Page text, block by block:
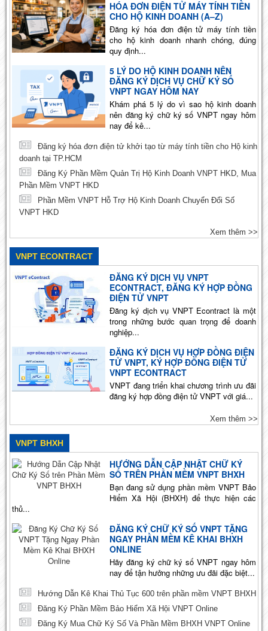
HÓA ĐƠN ĐIỆN TỬ MÁY TÍNH TIỀN
CHO HỘ KINH DOANH (A–Z)
Đăng ký hóa đơn điện tử máy tính tiền
cho hộ kinh doanh nhanh chóng, đúng
quy định...
5 LÝ DO HỘ KINH DOANH NÊN
ĐĂNG KÝ DỊCH VỤ CHỮ KÝ SỐ
VNPT NGAY HÔM NAY
Khám phá 5 lý do vì sao hộ kinh doanh
nên đăng ký chữ ký số VNPT ngay hôm
nay để kê...
Đăng ký hóa đơn điện tử khởi tạo từ máy tính tiền cho Hộ kinh
doanh tại TP.HCM
Đăng Ký Phần Mềm Quản Trị Hộ Kinh Doanh VNPT HKD, Mua
Phần Mềm VNPT HKD
Phần Mềm VNPT Hỗ Trợ Hộ Kinh Doanh Chuyển Đổi Số
VNPT HKD
Xem thêm >>
VNPT ECONTRACT
ĐĂNG KÝ DỊCH VỤ VNPT
ECONTRACT, ĐĂNG KÝ HỢP ĐỒNG
ĐIỆN TỬ VNPT
Đăng ký dịch vụ VNPT Econtract là một
trong những bước quan trọng để doanh
nghiệp...
ĐĂNG KÝ DỊCH VỤ HỢP ĐỒNG ĐIỆN
TỬ VNPT, KÝ HỢP ĐỒNG ĐIỆN TỬ
VNPT ECONTRACT
VNPT đang triển khai chương trình ưu đãi
đăng ký hợp đồng điện tử VNPT với giá...
Xem thêm >>
VNPT BHXH
HƯỚNG DẪN CẬP NHẬT CHỮ KÝ
SỐ TRÊN PHẦN MỀM VNPT BHXH
Bạn đang sử dụng phần mềm VNPT Bảo
Hiểm Xã Hội (BHXH) để thực hiện các
thủ...
ĐĂNG KÝ CHỮ KÝ SỐ VNPT TẶNG
NGAY PHẦN MỀM KÊ KHAI BHXH
ONLINE
Hãy đăng ký chữ ký số VNPT ngay hôm
nay để tận hưởng những ưu đãi đặc biệt...
Hướng Dẫn Kê Khai Thủ Tục 600 trên phần mềm VNPT BHXH
Đăng Ký Phần Mềm Bảo Hiểm Xã Hội VNPT Online
Đăng Ký Mua Chữ Ký Số Và Phần Mềm BHXH VNPT Online